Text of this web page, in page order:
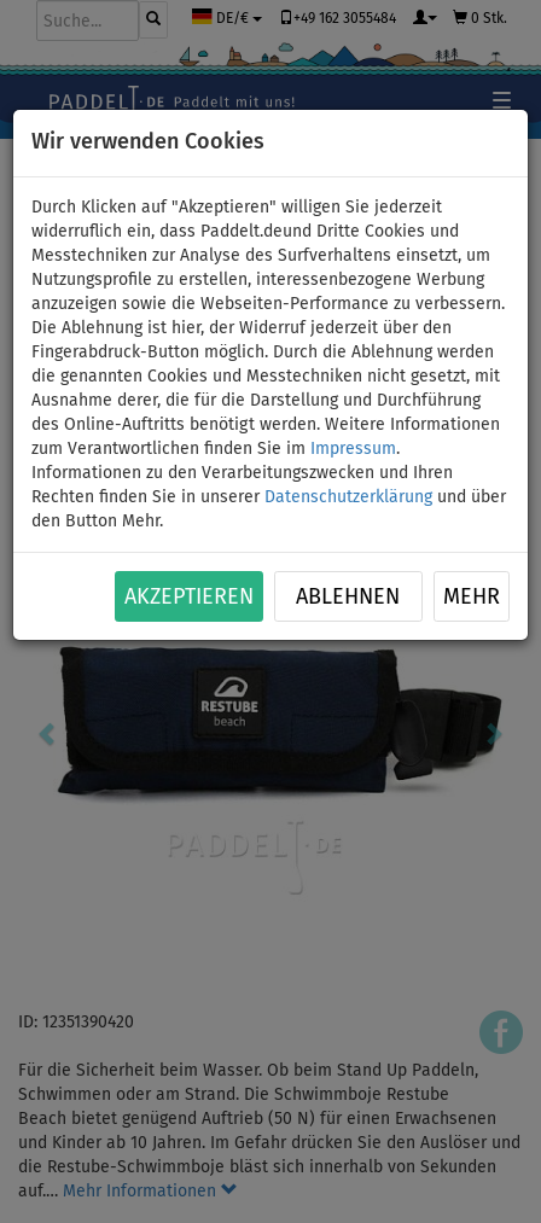
Wir verwenden Cookies
Durch Klicken auf "Akzeptieren" willigen Sie jederzeit
widerruflich ein, dass Paddelt.deund Dritte Cookies und
Messtechniken zur Analyse des Surfverhaltens einsetzt, um
Nutzungsprofile zu erstellen, interessenbezogene Werbung
anzuzeigen sowie die Webseiten-Performance zu verbessern.
Die Ablehnung ist hier, der Widerruf jederzeit über den
Fingerabdruck-Button möglich. Durch die Ablehnung werden
die genannten Cookies und Messtechniken nicht gesetzt, mit
Ausnahme derer, die für die Darstellung und Durchführung
des Online-Auftritts benötigt werden. Weitere Informationen
zum Verantwortlichen finden Sie im
Impressum.
Informationen zu den Verarbeitungszwecken und Ihren
Rechten finden Sie in unserer Datenschutzerklärungund über
den Button Mehr.
AKZEPTIEREN ABLEHNEN MEHR
DE/€ +49 162 3055484 0 Stk.
Restube Beach Marine Blue -
Schwimmboje
BIS
-11 %
Previous
ID: 12351390420
Für die Sicherheit beim Wasser. Ob beim Stand Up Paddeln,
Schwimmen oder am Strand. Die Schwimmboje Restube
Beach bietet genügend Auftrieb (50 N) für einen Erwachsenen
und Kinder ab 10 Jahren. Im Gefahr drücken Sie den Auslöser und
die Restube-Schwimmboje bläst sich innerhalb von Sekunden
auf.… Mehr Informationen